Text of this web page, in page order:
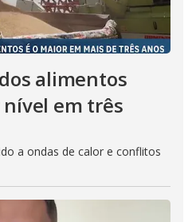
alimentos
em três
a ondas de calor e conflitos